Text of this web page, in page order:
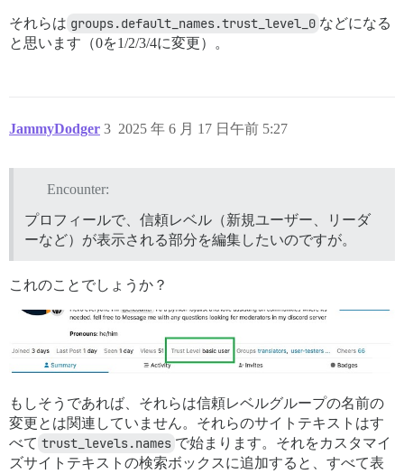
それらは groups.default_names.trust_level_0 などになる
と思います（0を1/2/3/4に変更）。
JammyDodger 2025 年 6 月 17 日午前 5:27
3
Encounter:
プロフィールで、信頼レベル（新規ユーザー、リーダ
ーなど）が表示される部分を編集したいのですが。
これのことでしょうか？
もしそうであれば、それらは信頼レベルグループの名前の
変更とは関連していません。それらのサイトテキストはす
べて trust_levels.names で始まります。それをカスタマイ
ズサイトテキストの検索ボックスに追加すると、すべて表